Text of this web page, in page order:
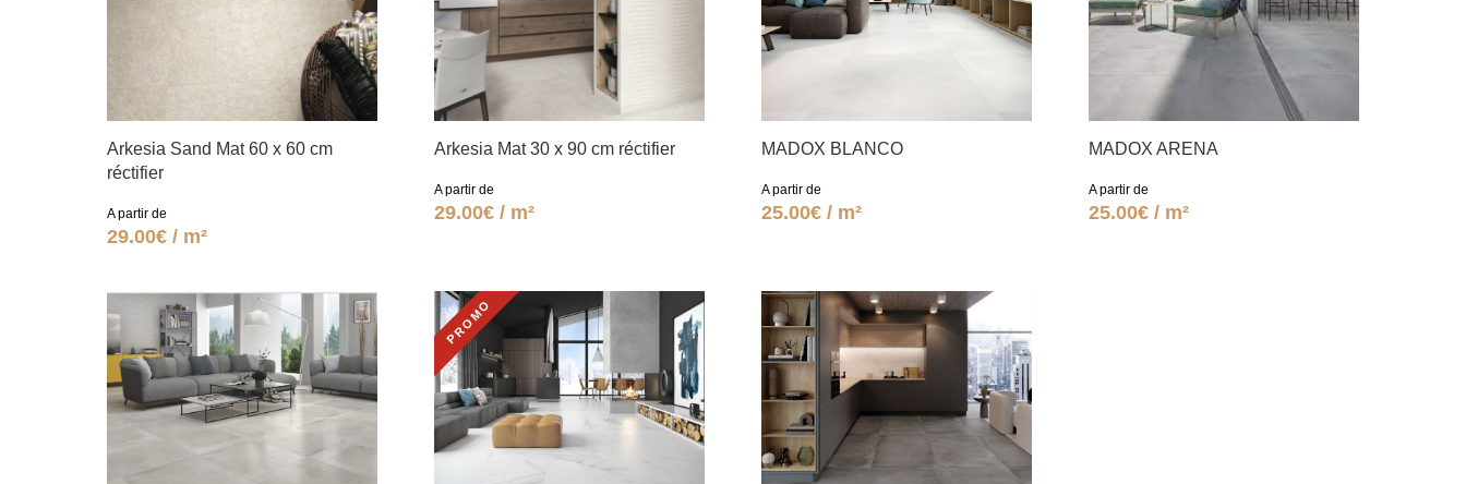
Arkesia Sand Mat 60 x 60 cm
réctifier
A partir de
29.00€ / m²
Arkesia Mat 30 x 90 cm réctifier
A partir de
29.00€ / m²
MADOX BLANCO
A partir de
25.00€ / m²
MADOX ARENA
A partir de
25.00€ / m²
PROMO